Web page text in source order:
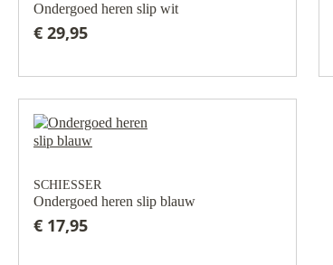
Ondergoed heren slip wit
€ 29,95
SCHIESSER
Ondergoed heren slip blauw
€ 17,95